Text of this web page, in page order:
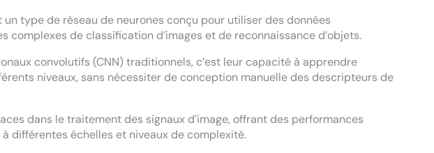
type de réseau de neurones conçu pour utiliser des données
de classification d’images et de reconnaissance d’objets.
convolutifs (CNN) traditionnels, c’est leur capacité à apprendre
niveaux, sans nécessiter de conception manuelle des descripteurs de
dans le traitement des signaux d’image, offrant des performances
différentes échelles et niveaux de complexité.